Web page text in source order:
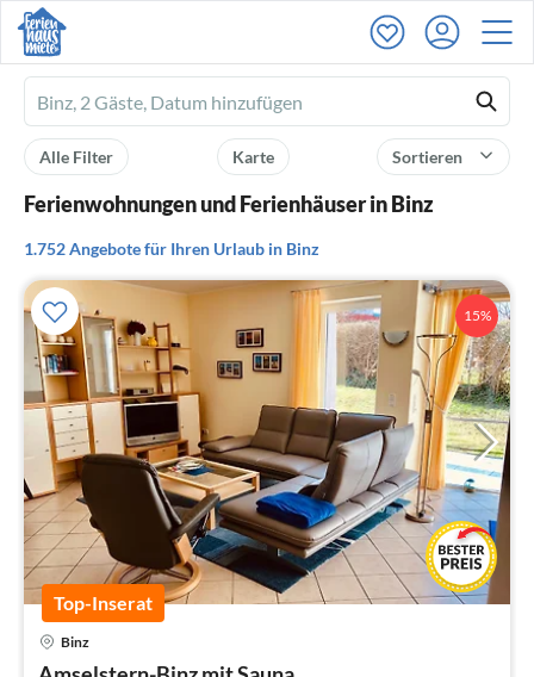
Ferienhausmiete
logo
Sortieren
Karte
Alle Filter
Ferienwohnungen und Ferienhäuser in Binz
1.752 Angebote für Ihren Urlaub in Binz
15%
Top-Inserat
Binz